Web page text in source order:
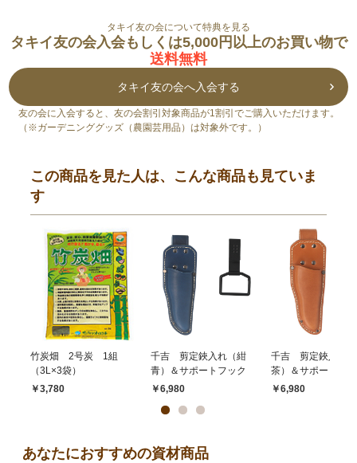
タキイ友の会について特典を見る
タキイ友の会入会もしくは5,000円以上のお買い物で
送料無料
タキイ友の会へ入会する
友の会に入会すると、友の会割引対象商品が1割引でご購入いただけます。
（※ガーデニンググッズ（農園芸用品）は対象外です。）
この商品を見た人は、こんな商品も見ていま
す
竹炭畑 2号炭 1組
（3L×3袋）
￥3,780
千吉 剪定鋏入れ（紺
青）＆サポートフック
￥6,980
千吉 剪定鋏入れ
茶）＆サポートフ
￥6,980
あなたにおすすめの資材商品